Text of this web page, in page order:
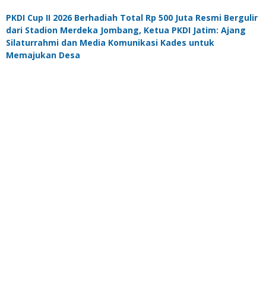
PKDI Cup II 2026 Berhadiah Total Rp 500 Juta Resmi Bergulir
dari Stadion Merdeka Jombang, Ketua PKDI Jatim: Ajang
Silaturrahmi dan Media Komunikasi Kades untuk
Memajukan Desa